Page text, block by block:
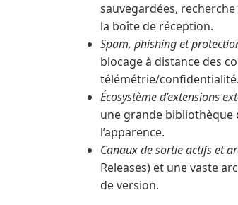
sauvegardées,
la boîte de réception.
Spam, phishing et
blocage à distance des
télémétrie/confidentialité.
Écosystème d’extensions
une grande bibliothèque
l’apparence.
Canaux de sortie actifs et
Releases) et une vaste
de version.